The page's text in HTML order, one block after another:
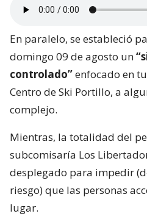
En paralelo, se estableció
domingo 09 de agosto un
controlado”enfocado en
Centro de Ski Portillo, a
complejo.
Mientras, la totalidad del
subcomisaría Los
desplegado para impedir
riesgo) que las personas
lugar.